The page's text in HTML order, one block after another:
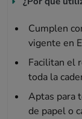
Cumplen
vigente en
Facilitan el
toda la
Aptas para
de papel o